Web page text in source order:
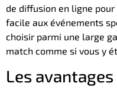
de diffusion en ligne
facile aux événements
choisir parmi une large
match comme si vous y
Les